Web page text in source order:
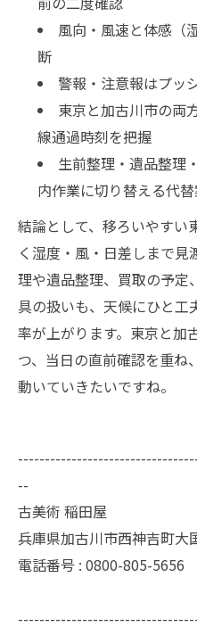
風向・風速と体感（
断
警報・注意報はプッ
東京と加古川市の両
線通過時刻を把握
生前整理・遺品整理
内作業に切り替える代
結論として、移ろいやすい
く湿度・風・日差しまで
理や遺品整理、買取の予定
具の扱いも、天候にひと工
率が上がります。東京と加
つ、当日の直前確認を重ね
動いていきたいですね。
--
古美術 稲田屋
兵庫県加古川市西神吉町大
電話番号 : 0800-805-5656